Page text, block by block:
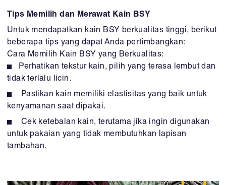
Tips Memilih dan Merawat Kain BSY
Untuk mendapatkan kain BSY berkualitas tinggi, berikut
beberapa tips yang dapat Anda pertimbangkan:
Cara Memilih Kain BSY yang Berkualitas:
Perhatikan tekstur kain, pilih yang terasa lembut dan
tidak terlalu licin.
Pastikan kain memiliki elastisitas yang baik untuk
kenyamanan saat dipakai.
Cek ketebalan kain, terutama jika ingin digunakan
untuk pakaian yang tidak membutuhkan lapisan
tambahan.